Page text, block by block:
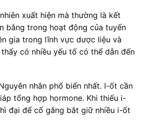
xuất hiện mà thường là kết
bằng trong hoạt động của tuyến
gia trong lĩnh vực dược liệu và
có nhiều yếu tố có thể dẫn đến
nhân phổ biến nhất. I-ốt cần
tổng hợp hormone. Khi thiếu i-
đại để cố gắng bắt giữ nhiều i-ốt